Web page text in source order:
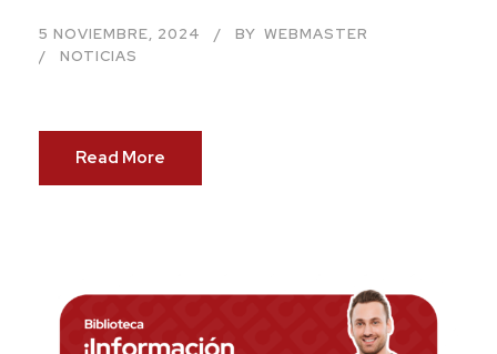
5 NOVIEMBRE, 2024 BY WEBMASTER
NOTICIAS
Read More